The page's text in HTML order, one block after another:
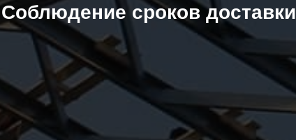
Соблюдение сроков доставки